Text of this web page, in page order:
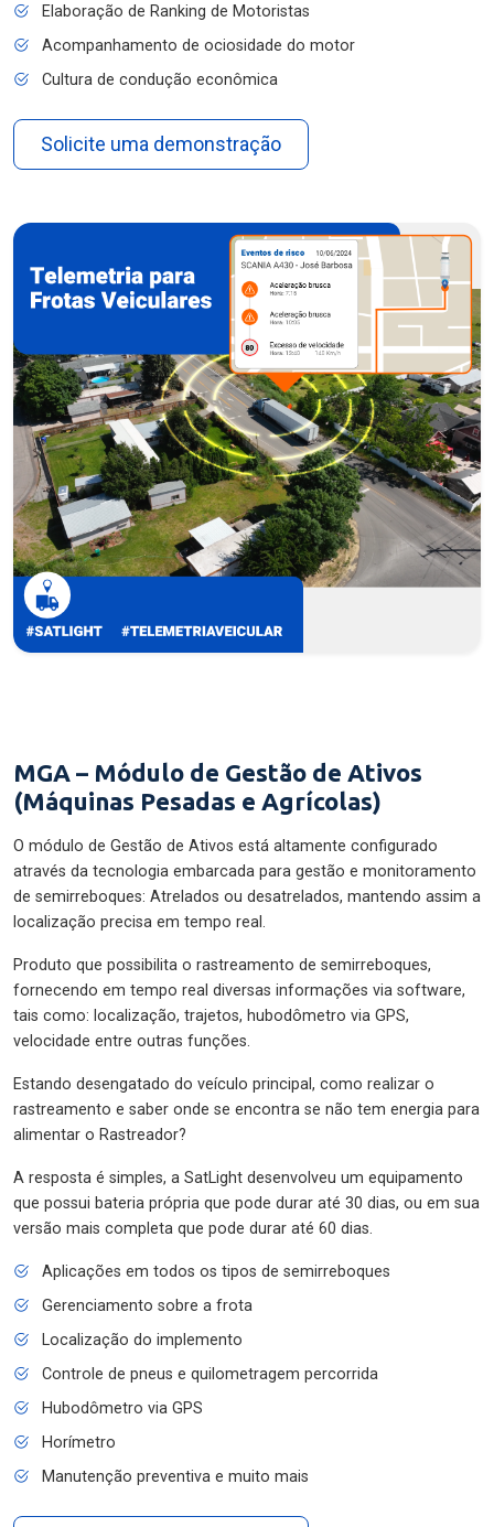
Elaboração de Ranking de Motoristas
Acompanhamento de ociosidade do motor
Cultura de condução econômica
Solicite uma demonstração
MGA – Módulo de Gestão de Ativos
(Máquinas Pesadas e Agrícolas)
O módulo de Gestão de Ativos está altamente configurado
através da tecnologia embarcada para gestão e monitoramento
de semirreboques: Atrelados ou desatrelados, mantendo assim a
localização precisa em tempo real.
Produto que possibilita o rastreamento de semirreboques,
fornecendo em tempo real diversas informações via software,
tais como: localização, trajetos, hubodômetro via GPS,
velocidade entre outras funções.
Estando desengatado do veículo principal, como realizar o
rastreamento e saber onde se encontra se não tem energia para
alimentar o Rastreador?
A resposta é simples, a SatLight desenvolveu um equipamento
que possui bateria própria que pode durar até 30 dias, ou em sua
versão mais completa que pode durar até 60 dias.
Aplicações em todos os tipos de semirreboques
Gerenciamento sobre a frota
Localização do implemento
Controle de pneus e quilometragem percorrida
Hubodômetro via GPS
Horímetro
Manutenção preventiva e muito mais